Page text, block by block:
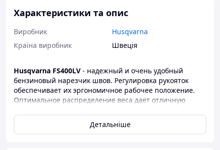
Характеристики та опис
Виробник
Husqvarna
Країна виробник
Швеція
Husqvarna FS400LV - надежный и очень удобный
бензиновый нарезчик швов. Регулировка рукояток
обеспечивает их эргономичное рабочее положение.
Оптимальное распределение веса дает отличную
небольших дорожно-ремонтных работ по бетону или
асфальту, при резке глубиной до 162 мм.
Детальніше